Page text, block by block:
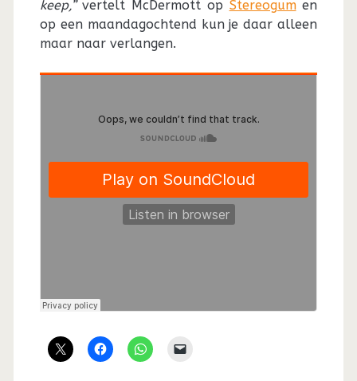
keep,”vertelt McDermott op Stereogumen
op een maandagochtend kun je daar alleen
maar naar verlangen.